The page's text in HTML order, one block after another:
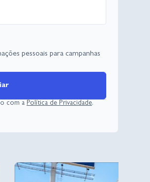
pessoais para campanhas
com a Política de Privacidade.